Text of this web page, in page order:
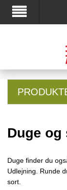
Duge
Duge finder du
Udlejning. Runde
sort.